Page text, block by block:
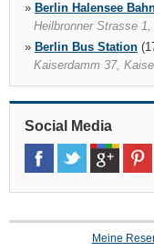
» Berlin Halensee
Heilbronner Strasse
» Berlin Bus Station
Kaiserdamm 37,
»Berlin Mariendorfer
Mariendorfer Damm
»Berlin Schöneberg
Berlin, 10787
Berlin Tegel
Social Media
Meine